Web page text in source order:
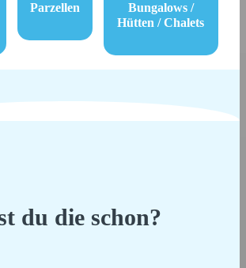
Parzellen
Bungalows /
Hütten / Chalets
du die schon?